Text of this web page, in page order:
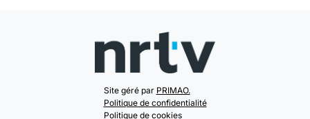
Site géré par PRIMAO.
Politique de confidentialité
Politique de cookies